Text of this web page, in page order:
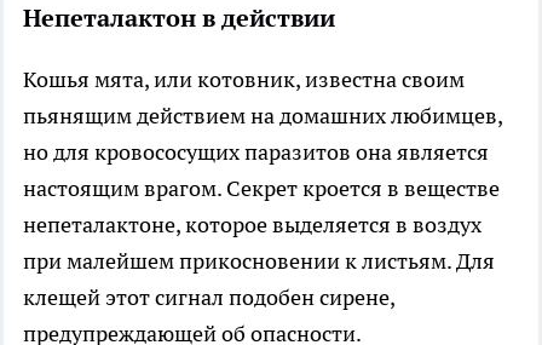
Непеталактон в действии
Кошья мята, или котовник, известна своим
пьянящим действием на домашних любимцев,
но для кровососущих паразитов она является
настоящим врагом. Секрет кроется в веществе
непеталактоне, которое выделяется в воздух
при малейшем прикосновении к листьям. Для
клещей этот сигнал подобен сирене,
предупреждающей об опасности.